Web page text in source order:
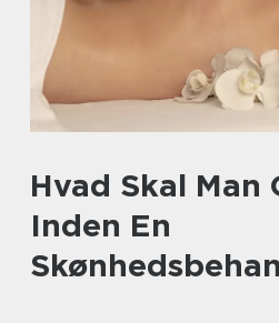
Hvad Skal Man
Inden En